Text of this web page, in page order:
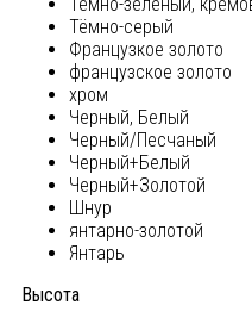
Темно-зелёный,
Тёмно-серый
Французкое золото
французское золото
хром
Черный, Белый
Черный/Песчаный
Черный+Белый
Черный+Золотой
Шнур
янтарно-золотой
Янтарь
Высота